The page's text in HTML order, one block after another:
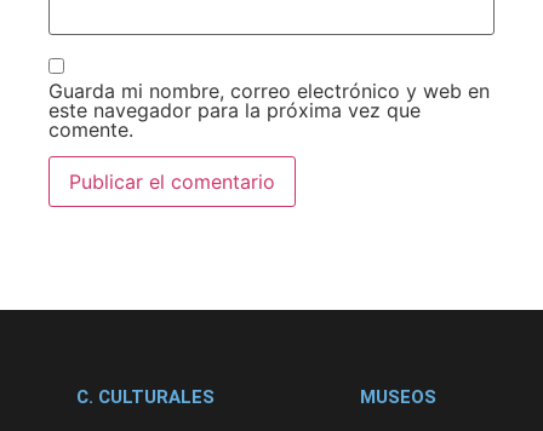
Guarda mi nombre, correo electrónico y web en
este navegador para la próxima vez que
comente.
C. CULTURALES MUSEOS